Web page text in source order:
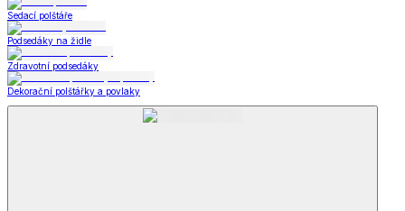
Sedací polštáře
Podsedáky na židle
Zdravotní podsedáky
Dekorační polštářky a povlaky